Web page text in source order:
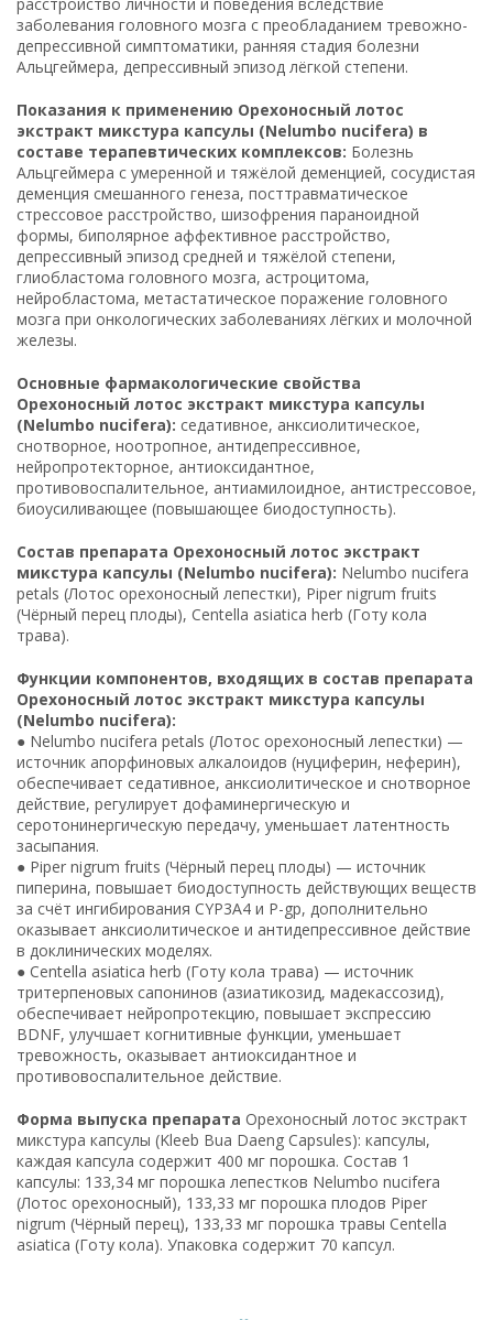
заболевания головного мозга с преобладанием тревожно-
депрессивной симптоматики, ранняя стадия болезни
Альцгеймера, депрессивный эпизод лёгкой степени.
Показания к применению Орехоносный лотос
экстракт микстура капсулы (Nelumbo nucifera) в
составе терапевтических комплексов: Болезнь
Альцгеймера с умеренной и тяжёлой деменцией, сосудистая
деменция смешанного генеза, посттравматическое
стрессовое расстройство, шизофрения параноидной
формы, биполярное аффективное расстройство,
депрессивный эпизод средней и тяжёлой степени,
глиобластома головного мозга, астроцитома,
нейробластома, метастатическое поражение головного
мозга при онкологических заболеваниях лёгких и молочной
железы.
Основные фармакологические свойства
Орехоносный лотос экстракт микстура капсулы
(Nelumbo nucifera): седативное, анксиолитическое,
снотворное, ноотропное, антидепрессивное,
нейропротекторное, антиоксидантное,
противовоспалительное, антиамилоидное, антистрессовое,
биоусиливающее (повышающее биодоступность).
Состав препарата Орехоносный лотос экстракт
микстура капсулы (Nelumbo nucifera): Nelumbo nucifera
petals (Лотос орехоносный лепестки), Piper nigrum fruits
(Чёрный перец плоды), Centella asiatica herb (Готу кола
трава).
Функции компонентов, входящих в состав препарата
Орехоносный лотос экстракт микстура капсулы
(Nelumbo nucifera):
● Nelumbo nucifera petals (Лотос орехоносный лепестки) —
источник апорфиновых алкалоидов (нуциферин, неферин),
обеспечивает седативное, анксиолитическое и снотворное
действие, регулирует дофаминергическую и
серотонинергическую передачу, уменьшает латентность
засыпания.
● Piper nigrum fruits (Чёрный перец плоды) — источник
пиперина, повышает биодоступность действующих веществ
за счёт ингибирования CYP3A4 и P-gp, дополнительно
оказывает анксиолитическое и антидепрессивное действие
в доклинических моделях.
● Centella asiatica herb (Готу кола трава) — источник
тритерпеновых сапонинов (азиатикозид, мадекассозид),
обеспечивает нейропротекцию, повышает экспрессию
BDNF, улучшает когнитивные функции, уменьшает
тревожность, оказывает антиоксидантное и
противовоспалительное действие.
Форма выпуска препарата Орехоносный лотос экстракт
микстура капсулы (Kleeb Bua Daeng Capsules): капсулы,
каждая капсула содержит 400 мг порошка. Состав 1
капсулы: 133,34 мг порошка лепестков Nelumbo nucifera
(Лотос орехоносный), 133,33 мг порошка плодов Piper
nigrum (Чёрный перец), 133,33 мг порошка травы Centella
asiatica (Готу кола). Упаковка содержит 70 капсул.